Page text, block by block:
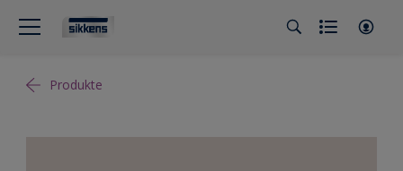
Produkte